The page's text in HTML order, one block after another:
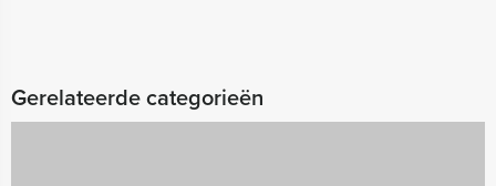
Gerelateerde categorieën